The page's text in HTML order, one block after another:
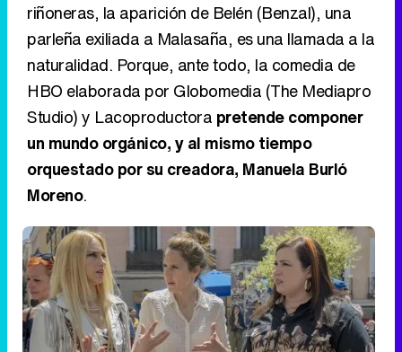
riñoneras, la aparición de Belén (Benzal), una
parleña exiliada a Malasaña, es una llamada a la
naturalidad. Porque, ante todo, la comedia de
HBO elaborada por Globomedia (The Mediapro
Studio) y Lacoproductora pretende componer
un mundo orgánico, y al mismo tiempo
orquestado por su creadora, Manuela Burló
Moreno.